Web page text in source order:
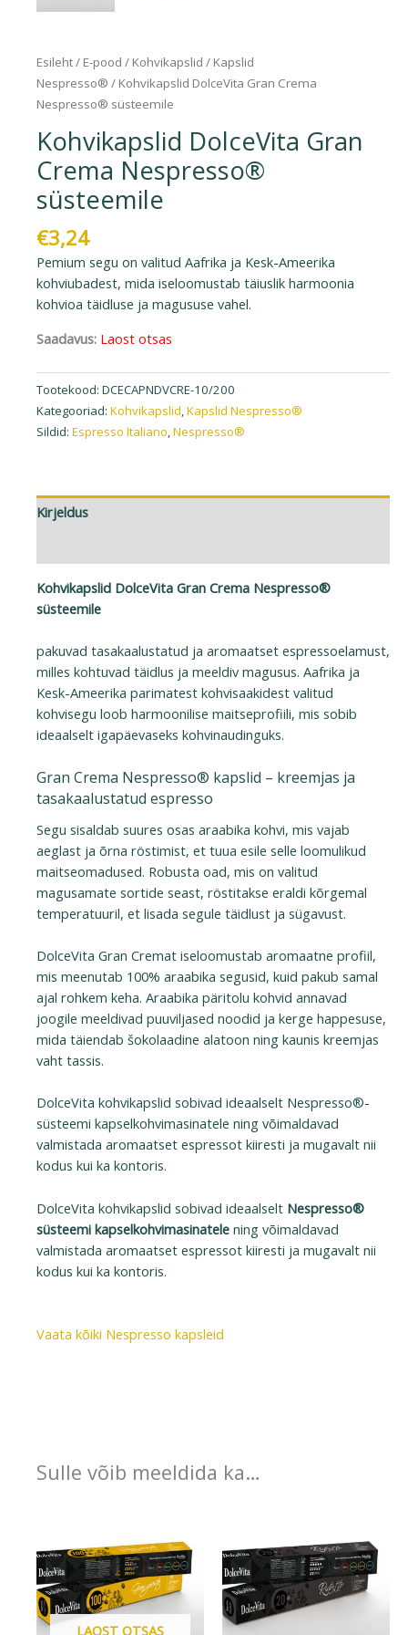
Esileht/ E-pood / Kohvikapslid / Kapslid
Nespresso® / Kohvikapslid DolceVita Gran Crema
Nespresso® süsteemile
Kohvikapslid DolceVita Gran
Crema Nespresso®
süsteemile
€3,24
Pemium segu on valitud Aafrika ja Kesk-Ameerika
kohviubadest, mida iseloomustab täiuslik harmoonia
kohvioa täidluse ja magususe vahel.
Saadavus: Laost otsas
Tootekood: DCECAPNDVCRE-10/200
Kategooriad: Kohvikapslid,Kapslid Nespresso®
Sildid: Espresso Italiano,Nespresso®
Kirjeldus
Kohvikapslid DolceVita Gran Crema Nespresso®
süsteemile
pakuvad tasakaalustatud ja aromaatset espressoelamust,
milles kohtuvad täidlus ja meeldiv magusus. Aafrika ja
Kesk-Ameerika parimatest kohvisaakidest valitud
kohvisegu loob harmoonilise maitseprofiili, mis sobib
ideaalselt igapäevaseks kohvinaudinguks.
Gran Crema Nespresso® kapslid – kreemjas ja
tasakaalustatud espresso
Segu sisaldab suures osas araabika kohvi, mis vajab
aeglast ja õrna röstimist, et tuua esile selle loomulikud
maitseomadused. Robusta oad, mis on valitud
magusamate sortide seast, röstitakse eraldi kõrgemal
temperatuuril, et lisada segule täidlust ja sügavust.
DolceVita Gran Cremat iseloomustab aromaatne profiil,
mis meenutab 100% araabika segusid, kuid pakub samal
ajal rohkem keha. Araabika päritolu kohvid annavad
joogile meeldivad puuviljased noodid ja kerge happesuse,
mida täiendab šokolaadine alatoon ning kaunis kreemjas
vaht tassis.
DolceVita kohvikapslid sobivad ideaalselt Nespresso®-
süsteemi kapselkohvimasinatele ning võimaldavad
valmistada aromaatset espressot kiiresti ja mugavalt nii
kodus kui ka kontoris.
DolceVita kohvikapslid sobivad ideaalselt Nespresso®
süsteemi kapselkohvimasinatele ning võimaldavad
valmistada aromaatset espressot kiiresti ja mugavalt nii
kodus kui ka kontoris.
Vaata kõiki Nespresso kapsleid
Sulle võib meeldida ka…
LAOST OTSAS